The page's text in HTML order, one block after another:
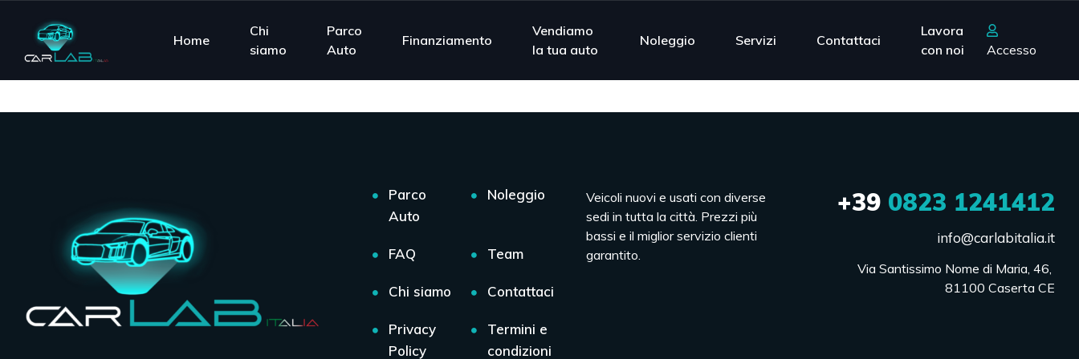
Home
Chi
siamo
Parco
Auto
Finanziamento
Vendiamo
la tua auto
Noleggio Servizi Contattaci
Lavora
con noi
Accesso
Parco
Auto
Noleggio
FAQ Team
Chi siamo Contattaci
Privacy
Policy
Termini e
condizioni
Veicoli nuovi e usati con diverse
sedi in tutta la città. Prezzi più
bassi e il miglior servizio clienti
garantito.
+390823 1241412
info@carlabitalia.it
Via Santissimo Nome di Maria, 46,
81100 Caserta CE